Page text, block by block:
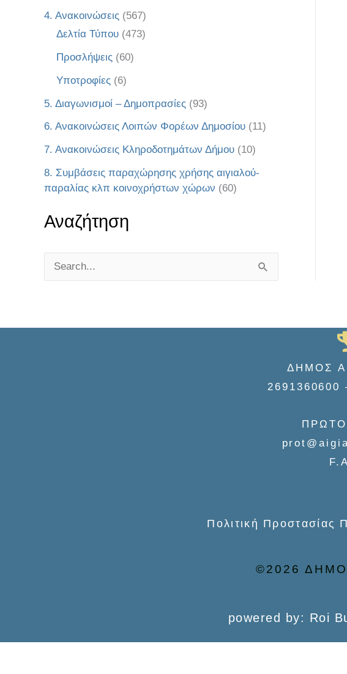
4. Ανακοινώσεις (567)
Δελτία Τύπου (473)
Προσλήψεις (60)
Υποτροφίες (6)
5. Διαγωνισμοί – Δημοπρασίες (93)
6. Ανακοινώσεις Λοιπών Φορέων Δημοσίου (11)
7. Ανακοινώσεις Κληροδοτημάτων Δήμου (10)
8. Συμβάσεις παραχώρησης χρήσης αιγιαλού-
παραλίας κλπ κοινοχρήστων χώρων (60)
Αναζήτηση
ΔΗΜΟΣ
2691360600
Πολιτική
©2026
powered by: Roi